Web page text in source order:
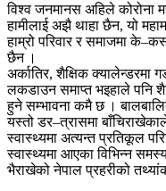
विश्व जनमानस अहिले कोरोना
हामीलाई अझै थाहा छैन, यो
हाम्रो परिवार र समाजमा
छैन ।
अर्कातिर, शैक्षिक क्यालेन्डरमा
लकडाउन समाप्त भइहाले पनि
हुने सम्भावना कमै छ ।
यस्तो डर–त्रासमा
स्वास्थ्यमा अत्यन्त प्रतिकूल
स्वास्थ्यमा आएका विभिन्न
भैराखेको नेपाल प्रहरीको